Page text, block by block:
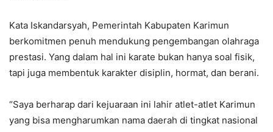
Kata Iskandarsyah, Pemerintah Kabupaten Karimun
berkomitmen penuh mendukung pengembangan olahraga
prestasi. Yang dalam hal ini karate bukan hanya soal fisik,
tapi juga membentuk karakter disiplin, hormat, dan berani.
“Saya berharap dari kejuaraan ini lahir atlet-atlet Karimun
yang bisa mengharumkan nama daerah di tingkat nasional